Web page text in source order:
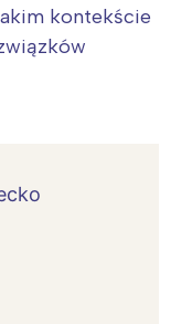
kontekście